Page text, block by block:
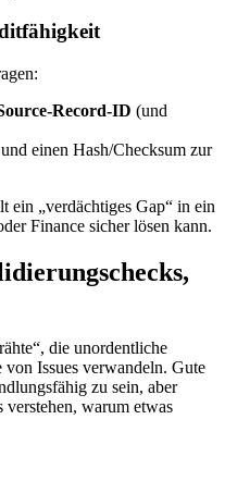
(und
einen Hash/Checksum zur
ein „verdächtiges Gap“ in ein
Finance sicher lösen kann.
die unordentliche
Issues verwandeln. Gute
zu sein, aber
verstehen, warum etwas